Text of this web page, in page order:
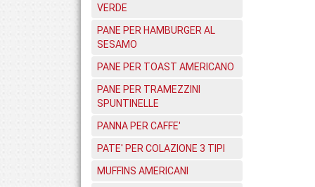
VERDE
PANE PER HAMBURGER AL
SESAMO
PANE PER TOAST AMERICANO
PANE PER TRAMEZZINI
SPUNTINELLE
PANNA PER CAFFE'
PATE' PER COLAZIONE 3 TIPI
MUFFINS AMERICANI